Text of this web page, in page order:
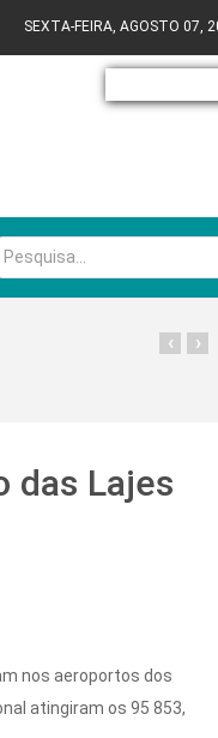
SEXTA-FEIRA, AGOSTO 07,
Pesquisa...
›
‹
das Lajes
nos aeroportos dos
atingiram os 95 853,